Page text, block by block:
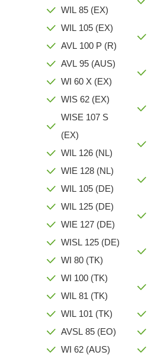
WIL 85 (EX)
WIL 105 (EX)
AVL 100 P (R)
AVL 95 (AUS)
WI 60 X (EX)
WIS 62 (EX)
WISE 107 S
(EX)
WIL 126 (NL)
WIE 128 (NL)
WIL 105 (DE)
WIL 125 (DE)
WIE 127 (DE)
WISL 125 (DE)
WI 80 (TK)
WI 100 (TK)
WIL 81 (TK)
WIL 101 (TK)
AVSL 85 (EO)
WI 62 (AUS)